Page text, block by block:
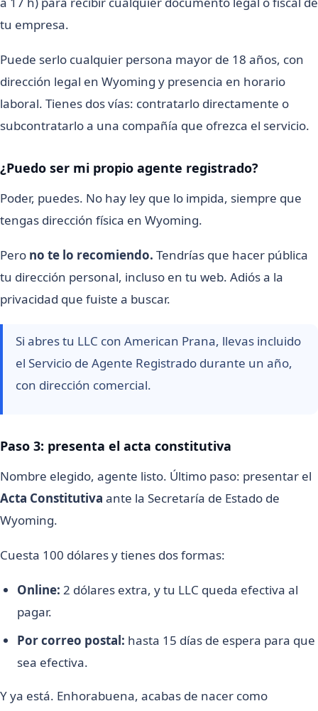
tu empresa.
Puede serlo cualquier persona mayor de 18 años, con
dirección legal en Wyoming y presencia en horario
laboral. Tienes dos vías: contratarlo directamente o
subcontratarlo a una compañía que ofrezca el servicio.
¿Puedo ser mi propio agente registrado?
Poder, puedes. No hay ley que lo impida, siempre que
tengas dirección física en Wyoming.
Pero no te lo recomiendo. Tendrías que hacer pública
tu dirección personal, incluso en tu web. Adiós a la
privacidad que fuiste a buscar.
Si abres tu LLC con American Prana, llevas incluido
el Servicio de Agente Registrado durante un año,
con dirección comercial.
Paso 3: presenta el acta constitutiva
Nombre elegido, agente listo. Último paso: presentar el
Acta Constitutiva ante la Secretaría de Estado de
Wyoming.
Cuesta 100 dólares y tienes dos formas:
Online: 2 dólares extra, y tu LLC queda efectiva al
pagar.
Por correo postal: hasta 15 días de espera para que
sea efectiva.
Y ya está. Enhorabuena, acabas de nacer como